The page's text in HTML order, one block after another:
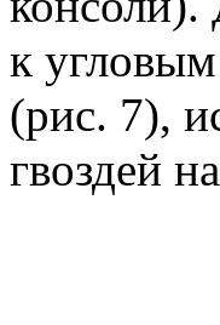
к
(рис. 7),
гвоздей